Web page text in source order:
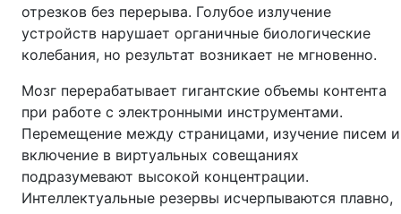
отрезков без перерыва. Голубое излучение
устройств нарушает органичные биологические
колебания, но результат возникает не мгновенно.
Мозг перерабатывает гигантские объемы контента
при работе с электронными инструментами.
Перемещение между страницами, изучение писем и
включение в виртуальных совещаниях
подразумевают высокой концентрации.
Интеллектуальные резервы исчерпываются плавно,